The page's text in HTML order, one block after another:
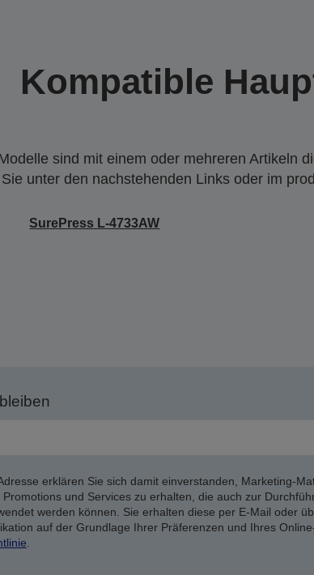
Kompatible
sind mit einem oder mehreren Artikeln
unter den nachstehenden Links oder im
SurePress L-4733AW
erklären Sie sich damit einverstanden, Marketing-
und Services zu erhalten, die auch zur
werden können. Sie erhalten diese per E-Mail oder
auf der Grundlage Ihrer Präferenzen und Ihres